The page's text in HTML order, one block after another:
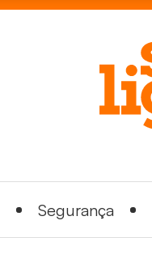
Segurança